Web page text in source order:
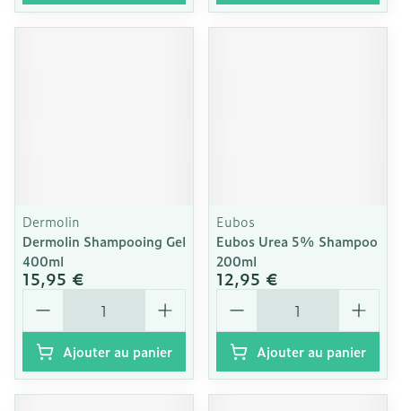
Dermolin
Dermolin Shampooing Gel
400ml
15,95 €
Quantité
Ajouter au panier
Eubos
Eubos Urea 5% Shampoo
200ml
12,95 €
Quantité
Ajouter au panier